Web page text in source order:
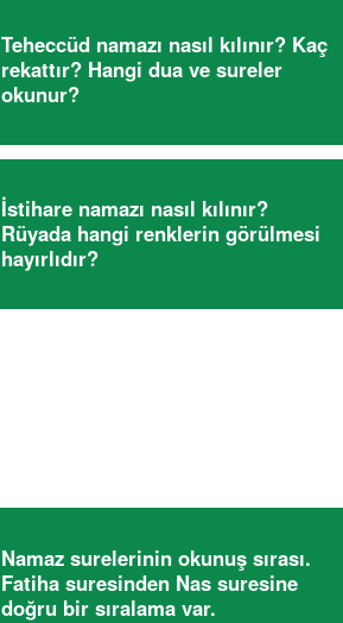
Teheccüd namazı nasıl kılınır? Kaç
rekattır? Hangi dua ve sureler
okunur?
İstihare namazı nasıl kılınır?
Rüyada hangi renklerin görülmesi
hayırlıdır?
Namaz surelerinin okunuş sırası.
Fatiha suresinden Nas suresine
doğru bir sıralama var.